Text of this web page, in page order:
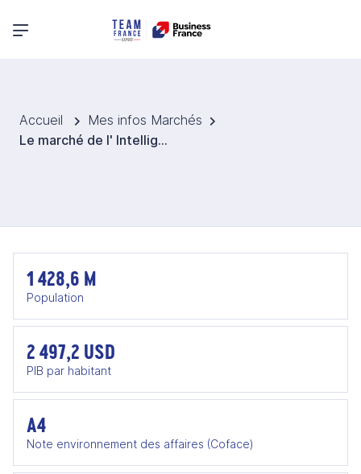
Menu principal
Accueil
Mes infos Marchés
Le marché de l' Intelligent Transportation System (ITS) en Inde
1 428,6 M
Population
2 497,2 USD
PIB par habitant
A4
Note environnement des affaires (Coface)